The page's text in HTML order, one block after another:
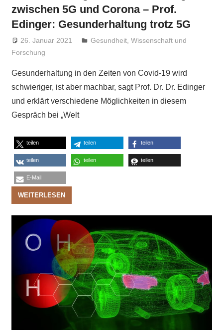
zwischen 5G und Corona – Prof.
Edinger: Gesunderhaltung trotz 5G
26. Januar 2021 Niki Vogt
Gesundheit,Wissenschaft und
Forschung
Gesunderhaltung in den Zeiten von Covid-19 wird
schwieriger, ist aber machbar, sagt Prof. Dr. Dr. Edinger
und erklärt verschiedene Möglichkeiten in diesem
Gespräch bei „Welt
teilen teilen teilen
teilen teilen teilen
E-Mail
WEITERLESEN